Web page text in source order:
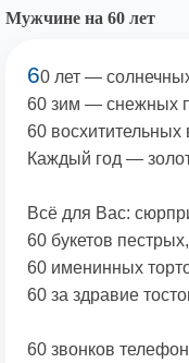
Мужчине на 60 лет
60 лет —
60 зим — снежных
60 восхитительных
Каждый год —
Всё для Вас:
60 букетов
60 именинных
60 за здравие
60 звонков